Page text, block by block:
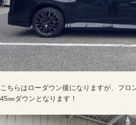
こちらはローダウン後になりますが、フロ
45㎜ダウンとなります！